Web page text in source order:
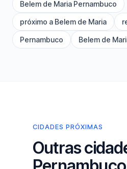
Belem de Maria Pernambuco
próximo a Belem de Maria
Pernambuco Belem de
CIDADES PRÓXIMAS
Outras